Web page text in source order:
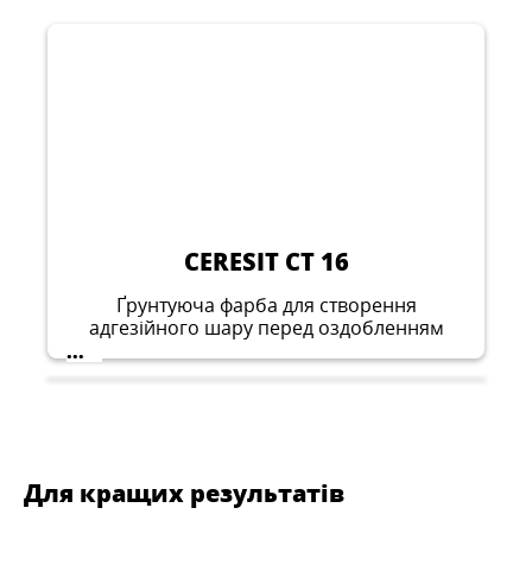
CERESIT CT 16
Ґрунтуюча фарба для створення
адгезійного шару перед оздобленням
фарбами
...
Для кращих результатів